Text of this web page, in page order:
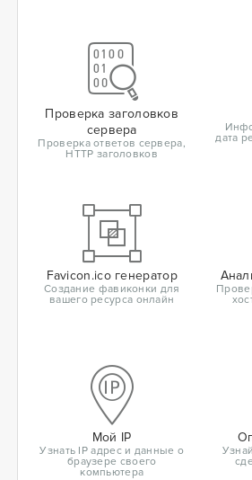
Проверка заголовков
сервера
Проверка ответов сервера,
HTTP заголовков
дата
Favicon.ico генератор
Создание фавиконки для
вашего ресурса онлайн
Мой IP
Узнать IP адрес и данные о
браузере своего
компьютера